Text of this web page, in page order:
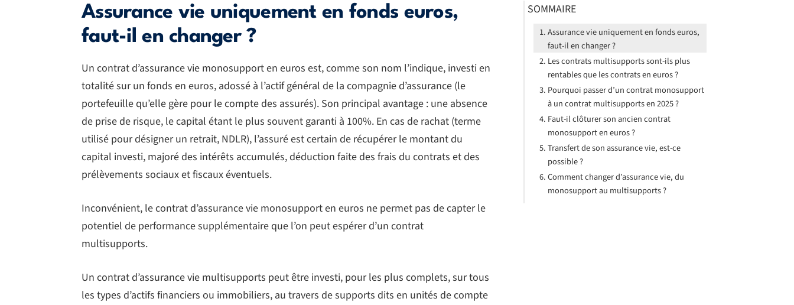
Assurance vie uniquement en fonds euros,
faut-il en changer ?
Un contrat d’assurance vie monosupport en euros est, comme son nom l’indique, investi en
totalité sur un fonds en euros, adossé à l’actif général de la compagnie d’assurance (le
portefeuille qu’elle gère pour le compte des assurés). Son principal avantage : une absence
de prise de risque, le capital étant le plus souvent garanti à 100%. En cas de rachat (terme
utilisé pour désigner un retrait, NDLR), l’assuré est certain de récupérer le montant du
capital investi, majoré des intérêts accumulés, déduction faite des frais du contrats et des
prélèvements sociaux et fiscaux éventuels.
Inconvénient, le contrat d’assurance vie monosupport en euros ne permet pas de capter le
potentiel de performance supplémentaire que l’on peut espérer d’un contrat
multisupports.
Un contrat d’assurance vie multisupports peut être investi, pour les plus complets, sur tous
les types d’actifs financiers ou immobiliers, au travers de supports dits en unités de compte
SOMMAIRE
Assurance vie uniquement en fonds euros,
faut-il en changer ?
Les contrats multisupports sont-ils plus
rentables que les contrats en euros ?
Pourquoi passer d’un contrat monosupport
à un contrat multisupports en 2025 ?
Faut-il clôturer son ancien contrat
monosupport en euros ?
Transfert de son assurance vie, est-ce
possible ?
Comment changer d’assurance vie, du
monosupport au multisupports ?